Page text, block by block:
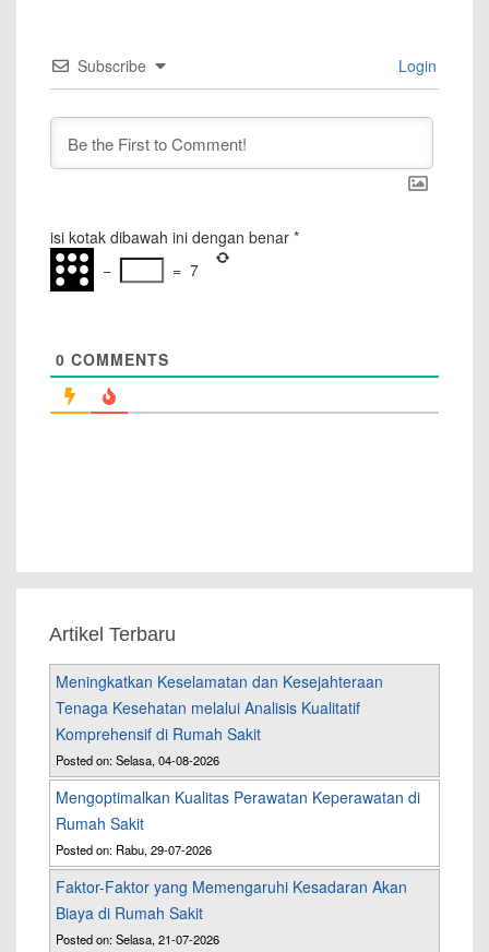
Subscribe Login
isi kotak dibawah ini dengan benar *
−
= 7
0 COMMENTS
Artikel Terbaru
Meningkatkan Keselamatan dan Kesejahteraan
Tenaga Kesehatan melalui Analisis Kualitatif
Komprehensif di Rumah Sakit
Posted on: Selasa, 04-08-2026
Mengoptimalkan Kualitas Perawatan Keperawatan di
Rumah Sakit
Posted on: Rabu, 29-07-2026
Faktor-Faktor yang Memengaruhi Kesadaran Akan
Biaya di Rumah Sakit
Posted on: Selasa, 21-07-2026